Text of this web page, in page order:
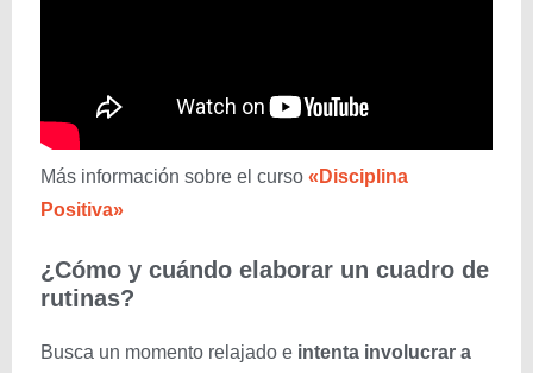
Más información sobre el curso «Disciplina
Positiva»
¿Cómo y cuándo elaborar un cuadro de
rutinas?
Busca un momento relajado e intenta involucrar a